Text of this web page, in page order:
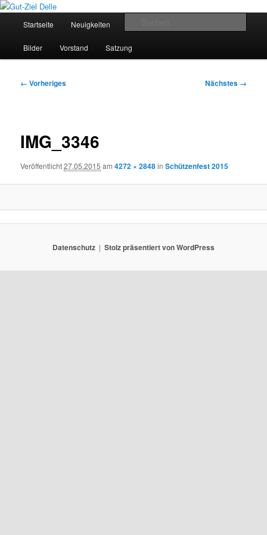
Zum
springenGut-Ziel Delle
Schützenverein Breckerfeld
Startseite Neuigkeiten
Bilder Vorstand Satzung
Bilder-
← Vorheriges Nächstes →
IMG_3346
Veröffentlicht27.05.2015 am4272 × 2848inSchützenfest 2015
Datenschutz Stolz präsentiert von WordPress